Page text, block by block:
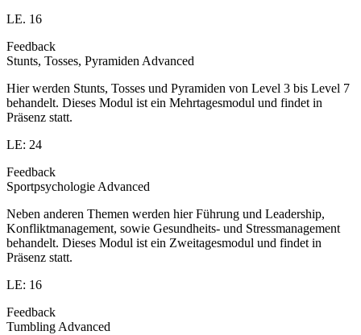
LE. 16
Feedback
Stunts, Tosses, Pyramiden Advanced
Hier werden Stunts, Tosses und Pyramiden von Level 3 bis Level 7
behandelt. Dieses Modul ist ein Mehrtagesmodul und findet in
Präsenz statt.
LE: 24
Feedback
Sportpsychologie Advanced
Neben anderen Themen werden hier Führung und Leadership,
Konfliktmanagement, sowie Gesundheits- und Stressmanagement
behandelt. Dieses Modul ist ein Zweitagesmodul und findet in
Präsenz statt.
LE: 16
Feedback
Tumbling Advanced